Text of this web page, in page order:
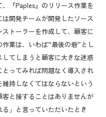
、『Paples』のリリース作業を
開発チームが開発したソース
トーラーを作成して、顧客に
作業は、いわば“最後の砦”とし
てしまうと顧客に大きな迷惑
ってみれば問題なく導入され
持しなくてはならないという
と接することはありませんが
」と言っていただいたとき